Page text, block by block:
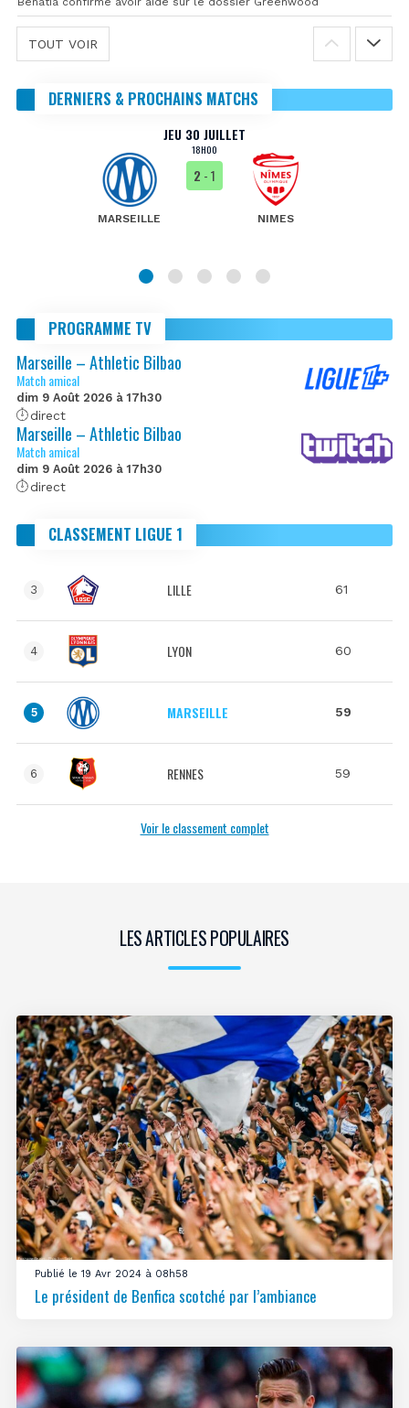
TOUT VOIR
DERNIERS & PROCHAINS MATCHS
JEU 30 JUILLET
18H00
MARSEILLE
2 - 1
NIMES
PROGRAMME TV
Marseille – Athletic Bilbao
Match amical
dim 9 Août 2026 à 17h30
direct
Marseille – Athletic Bilbao
Match amical
dim 9 Août 2026 à 17h30
direct
CLASSEMENT LIGUE 1
3 LILLE 61
4 LYON 60
5 MARSEILLE 59
6 RENNES 59
Voir le classement complet
LES ARTICLES POPULAIRES
Publié le 19 Avr 2024 à 08h58
Le président de Benfica scotché par l’ambiance